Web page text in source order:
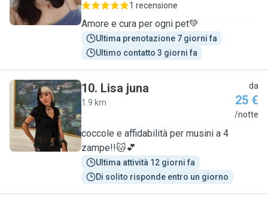
1 recensione
Amore e cura per ogni pet💚
Ultima prenotazione 7 giorni fa
Ultimo contatto 3 giorni fa
L
10. Lisa juna
1.9 km
da
25 €
/notte
coccole e affidabilità per musini a 4
zampe!!🐱💕
Ultima attività 12 giorni fa
Di solito risponde entro un giorno